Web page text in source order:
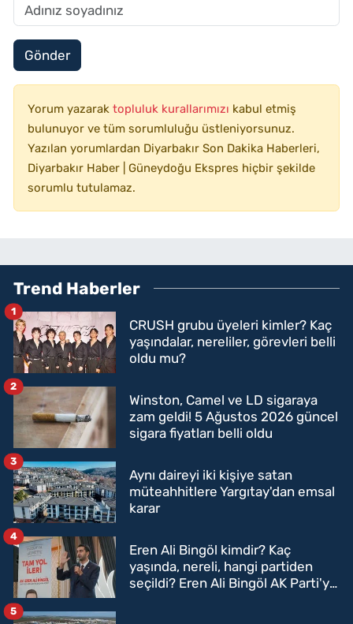
Gönder
Yorum yazarak topluluk kurallarımızı kabul etmiş
bulunuyor ve tüm sorumluluğu üstleniyorsunuz.
Yazılan yorumlardan Diyarbakır Son Dakika Haberleri,
Diyarbakır Haber | Güneydoğu Ekspres hiçbir şekilde
sorumlu tutulamaz.
Trend Haberler
CRUSH grubu üyeleri kimler? Kaç
yaşındalar, nereliler, görevleri belli
oldu mu?
1
Winston, Camel ve LD sigaraya
zam geldi! 5 Ağustos 2026 güncel
sigara fiyatları belli oldu
2
Aynı daireyi iki kişiye satan
müteahhitlere Yargıtay'dan emsal
karar
3
Eren Ali Bingöl kimdir? Kaç
yaşında, nereli, hangi partiden
seçildi? Eren Ali Bingöl AK Parti'ye
4
5